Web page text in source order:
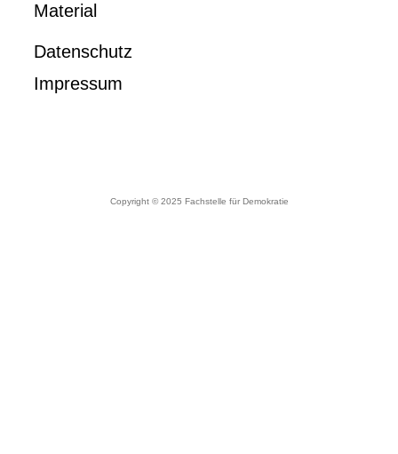
Material
Datenschutz
Impressum
Copyright © 2025 Fachstelle für Demokratie